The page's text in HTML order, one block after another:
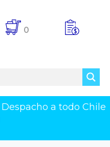
0
Despacho a todo Chile